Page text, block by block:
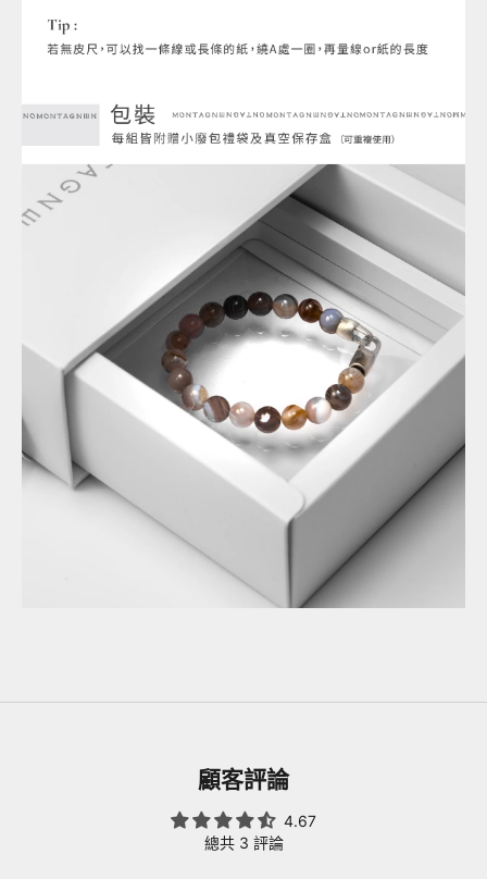
顧客評論
4.67
總共 3 評論